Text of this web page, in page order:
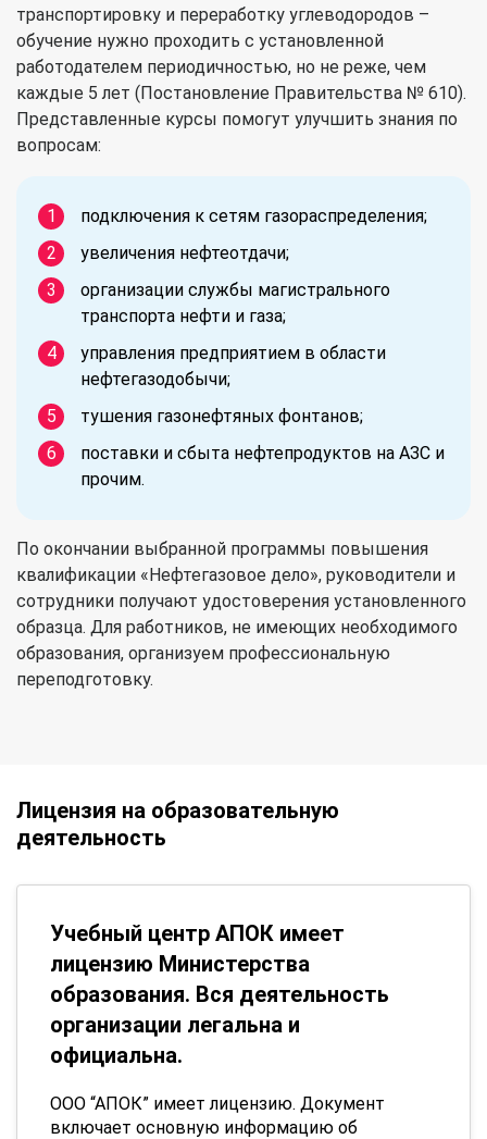
транспортировку и переработку углеводородов –
обучение нужно проходить с установленной
работодателем периодичностью, но не реже, чем
каждые 5 лет (Постановление Правительства № 610).
Представленные курсы помогут улучшить знания по
вопросам:
подключения к сетям газораспределения;
увеличения нефтеотдачи;
организации службы магистрального
транспорта нефти и газа;
управления предприятием в области
нефтегазодобычи;
тушения газонефтяных фонтанов;
поставки и сбыта нефтепродуктов на АЗС и
прочим.
По окончании выбранной программы повышения
квалификации «Нефтегазовое дело», руководители и
сотрудники получают удостоверения установленного
образца. Для работников, не имеющих необходимого
образования, организуем профессиональную
переподготовку.
Лицензия на образовательную
деятельность
Учебный центр АПОК имеет
лицензию Министерства
образования. Вся деятельность
организации легальна и
официальна.
ООО “АПОК” имеет лицензию. Документ
включает основную информацию об